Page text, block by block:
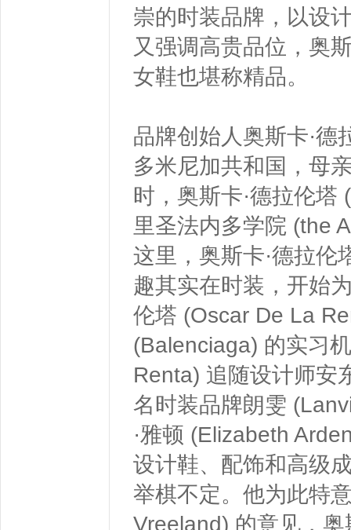
崇的时装品牌，以设
又强调高贵品位，奥
女鞋也堪称精品。
品牌创始人奥斯卡·
多米尼加共和国，母
时，奥斯卡·德拉伦
里圣法内多学院 (the
这里，奥斯卡·德拉
趣其实在时装，开始
伦塔 (Oscar De La
(Balenciaga) 的实习
Renta) 追随设计师安
名时装品牌朗雯
·雅顿 (Elizabeth
设计鞋、配饰和高级
举棋不定。他为此特
Vreeland) 的意见，